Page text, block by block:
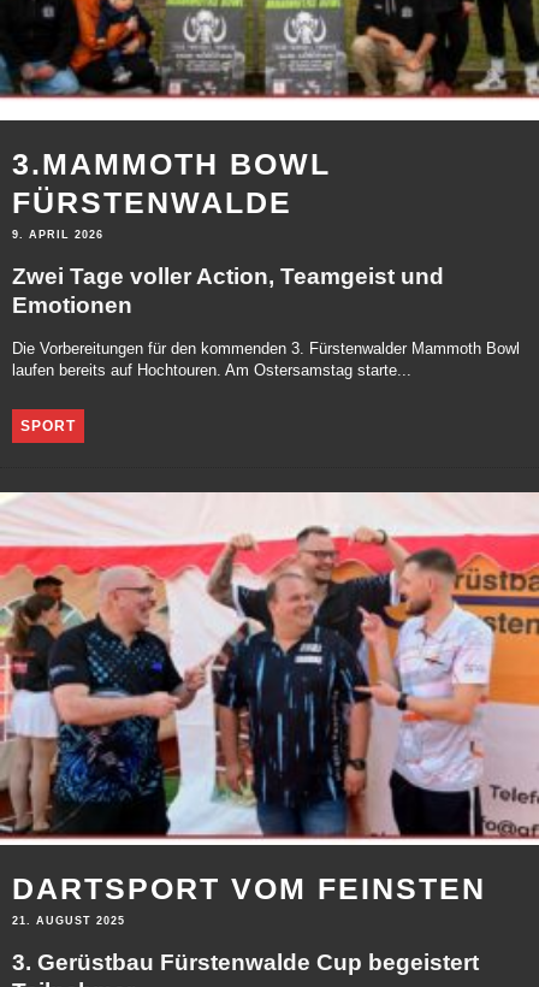
3.MAMMOTH BOWL
FÜRSTENWALDE
9. APRIL 2026
Zwei Tage voller Action, Teamgeist und
Emotionen
Die Vorbereitungen für den kommenden 3. Fürstenwalder Mammoth Bowl
laufen bereits auf Hochtouren. Am Ostersamstag starte...
SPORT
DARTSPORT VOM FEINSTEN
21. AUGUST 2025
3. Gerüstbau Fürstenwalde Cup begeistert